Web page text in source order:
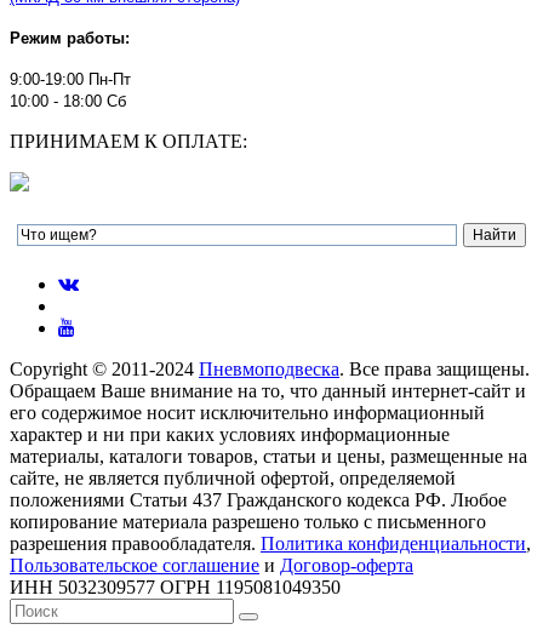
Режим работы:
9:00-19:00 Пн-Пт
10:00 - 18:00 Сб
ПРИНИМАЕМ К ОПЛАТЕ:
Copyright © 2011-2024 Пневмоподвеска. Все права защищены.
Обращаем Ваше внимание на то, что данный интернет-сайт и
его содержимое носит исключительно информационный
характер и ни при каких условиях информационные
материалы, каталоги товаров, статьи и цены, размещенные на
сайте, не является публичной офертой, определяемой
положениями Статьи 437 Гражданского кодекса РФ. Любое
копирование материала разрешено только с письменного
разрешения правообладателя. Политика конфиденциальности,
Пользовательское соглашение и Договор-оферта
ИНН 5032309577 ОГРН 1195081049350